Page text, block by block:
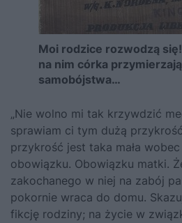
Moi rodzice rozwodzą
na nim córka
samobójstwa…
„Nie wolno mi tak krzywdzić
sprawiam ci tym dużą
przykrość jest taka mała
obowiązku. Obowiązku matki.
zakochanego w niej na zabój
pokornie wraca do domu.
fikcję rodziny; na życie w